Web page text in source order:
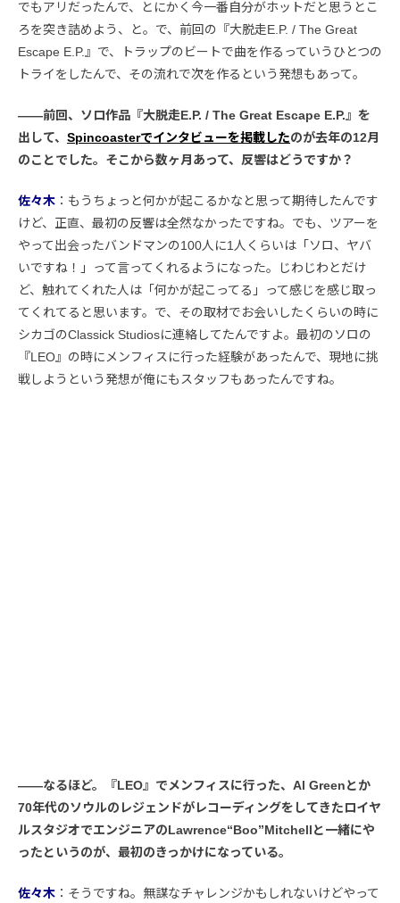
でもアリだったんで、とにかく今一番自分がホットだと思うとこ
ろを突き詰めよう、と。で、前回の『大脱走E.P. / The Great
Escape E.P.』で、トラップのビートで曲を作るっていうひとつの
トライをしたんで、その流れで次を作るという発想もあって。
――前回、ソロ作品『大脱走E.P. / The Great Escape E.P.』を
出して、 Spincoasterでインタビューを掲載したのが去年の12月
のことでした。そこから数ヶ月あって、反響はどうですか？
佐々木 ：もうちょっと何かが起こるかなと思って期待したんです
けど、正直、最初の反響は全然なかったですね。でも、ツアーを
やって出会ったバンドマンの100人に1人くらいは「ソロ、ヤバ
いですね！」って言ってくれるようになった。じわじわとだけ
ど、触れてくれた人は「何かが起こってる」って感じを感じ取っ
てくれてると思います。で、その取材でお会いしたくらいの時に
シカゴのClassick Studiosに連絡してたんですよ。最初のソロの
『LEO』の時にメンフィスに行った経験があったんで、現地に挑
戦しようという発想が俺にもスタッフもあったんですね。
――なるほど。『LEO』でメンフィスに行った、Al Greenとか
70年代のソウルのレジェンドがレコーディングをしてきたロイヤ
ルスタジオでエンジニアのLawrence“Boo”Mitchellと一緒にや
ったというのが、最初のきっかけになっている。
佐々木 ：そうですね。無謀なチャレンジかもしれないけどやって